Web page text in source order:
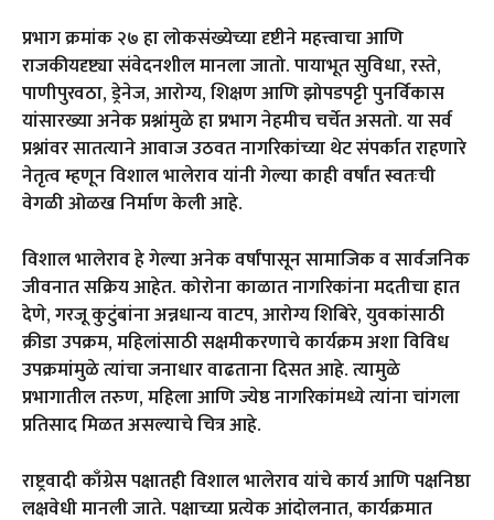
प्रभाग क्रमांक २७ हा लोकसंख्येच्या दृष्टीने महत्त्वाचा आणि
राजकीयदृष्ट्या संवेदनशील मानला जातो. पायाभूत सुविधा, रस्ते,
पाणीपुरवठा, ड्रेनेज, आरोग्य, शिक्षण आणि झोपडपट्टी पुनर्विकास
यांसारख्या अनेक प्रश्नांमुळे हा प्रभाग नेहमीच चर्चेत असतो. या सर्व
प्रश्नांवर सातत्याने आवाज उठवत नागरिकांच्या थेट संपर्कात राहणारे
नेतृत्व म्हणून विशाल भालेराव यांनी गेल्या काही वर्षांत स्वतःची
वेगळी ओळख निर्माण केली आहे.
विशाल भालेराव हे गेल्या अनेक वर्षांपासून सामाजिक व सार्वजनिक
जीवनात सक्रिय आहेत. कोरोना काळात नागरिकांना मदतीचा हात
देणे, गरजू कुटुंबांना अन्नधान्य वाटप, आरोग्य शिबिरे, युवकांसाठी
क्रीडा उपक्रम, महिलांसाठी सक्षमीकरणाचे कार्यक्रम अशा विविध
उपक्रमांमुळे त्यांचा जनाधार वाढताना दिसत आहे. त्यामुळे
प्रभागातील तरुण, महिला आणि ज्येष्ठ नागरिकांमध्ये त्यांना चांगला
प्रतिसाद मिळत असल्याचे चित्र आहे.
राष्ट्रवादी काँग्रेस पक्षातही विशाल भालेराव यांचे कार्य आणि पक्षनिष्ठा
लक्षवेधी मानली जाते. पक्षाच्या प्रत्येक आंदोलनात, कार्यक्रमात